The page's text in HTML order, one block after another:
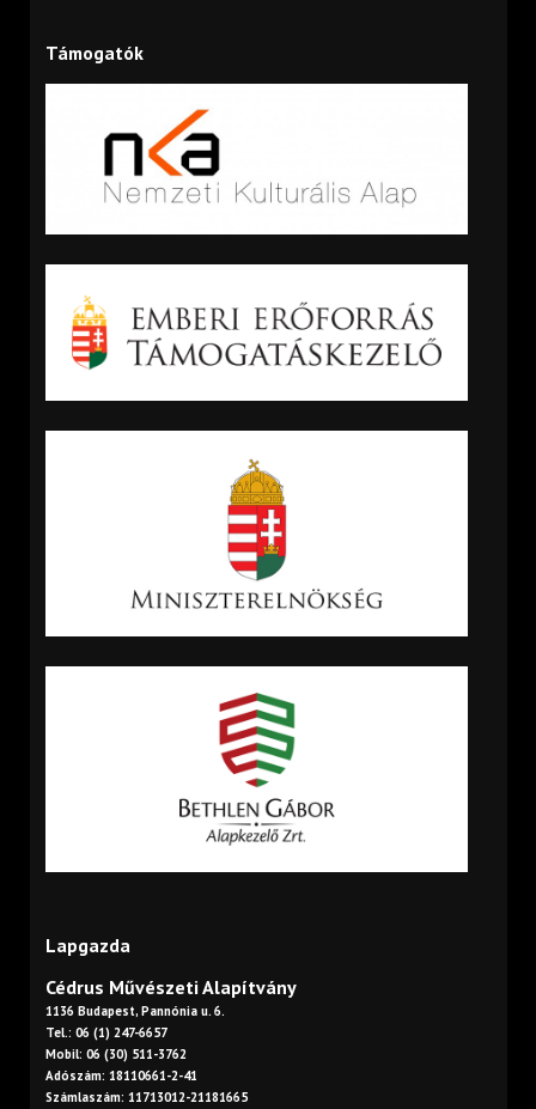
Támogatók
Lapgazda
Cédrus Művészeti Alapítvány
1136 Budapest, Pannónia u. 6.
Tel.: 06 (1) 247-6657
Mobil: 06 (30) 511-3762
Adószám: 18110661-2-41
Számlaszám: 11713012-21181665